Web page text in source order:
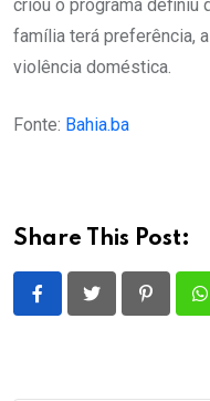
criou o programa definiu
família terá preferência,
violência doméstica.
Fonte: Bahia.ba
Share This Post:
Pinterest